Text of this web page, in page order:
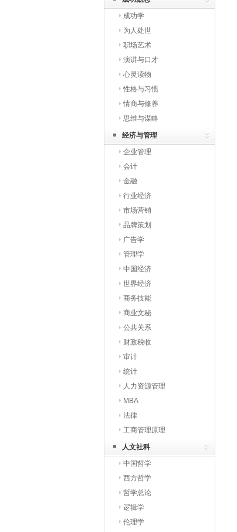
成功学
为人处世
职场艺术
演讲与口才
心灵读物
性格与习惯
情商与修养
思维与谋略
经济与管理
企业管理
会计
金融
行业经济
市场营销
品牌策划
广告学
管理学
中国经济
世界经济
商务技能
商业文秘
公共关系
财政税收
审计
统计
人力资源管理
MBA
法律
工商管理原理
人文社科
中国哲学
西方哲学
哲学总论
逻辑学
伦理学